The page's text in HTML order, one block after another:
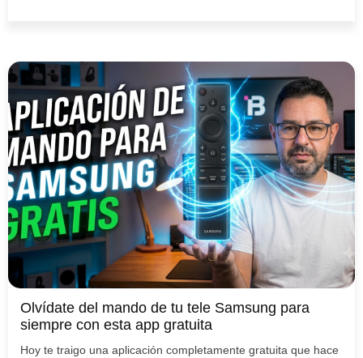
Olvídate del mando de tu tele Samsung para
siempre con esta app gratuita
Hoy te traigo una aplicación completamente gratuita que hace